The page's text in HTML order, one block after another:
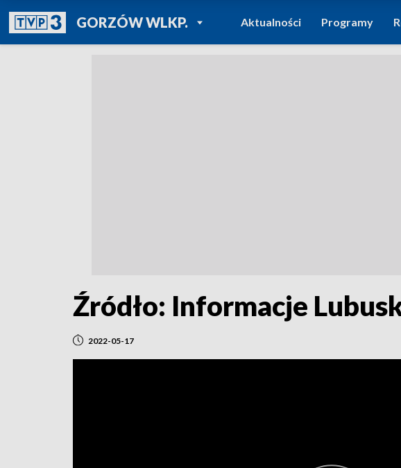
GORZÓW WLKP.POWRÓT DO
TVP REGIONY
Aktualności Programy
Źródło: Informacje
2022-05-17